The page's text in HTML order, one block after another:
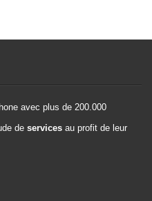
avec plus de 200.000
de services au profit de leur